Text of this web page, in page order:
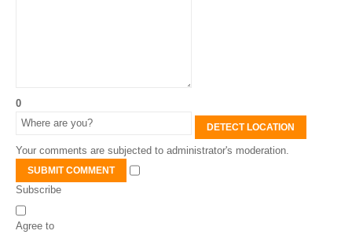
0
DETECT LOCATION
Your comments are subjected to administrator's moderation.
SUBMIT COMMENT
Subscribe
Agree to